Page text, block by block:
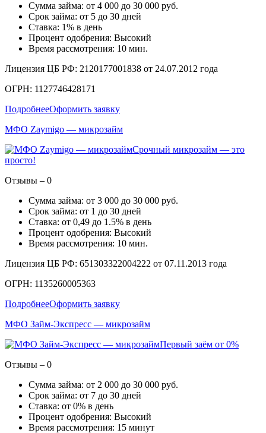
Сумма займа: от 4 000 до 30 000 руб.
Срок займа: от 5 до 30 дней
Ставка: 1% в день
Процент одобрения: Высокий
Время рассмотрения: 10 мин.
Лицензия ЦБ РФ: 2120177001838 от 24.07.2012 года
ОГРН: 1127746428171
ПодробнееОформить заявку
МФО Zaymigo — микрозайм
Срочный микрозайм — это
просто!
Отзывы – 0
Сумма займа: от 3 000 до 30 000 руб.
Срок займа: от 1 до 30 дней
Ставка: от 0,49 до 1.5% в день
Процент одобрения: Высокий
Время рассмотрения: 10 мин.
Лицензия ЦБ РФ: 651303322004222 от 07.11.2013 года
ОГРН: 1135260005363
ПодробнееОформить заявку
МФО Займ-Экспресс — микрозайм
Первый заём от 0%
Отзывы – 0
Сумма займа: от 2 000 до 30 000 руб.
Срок займа: от 7 до 30 дней
Ставка: от 0% в день
Процент одобрения: Высокий
Время рассмотрения: 15 минут